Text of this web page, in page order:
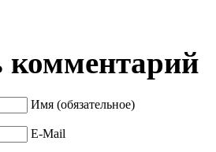
комментарий
Имя (обязательное)
E-Mail